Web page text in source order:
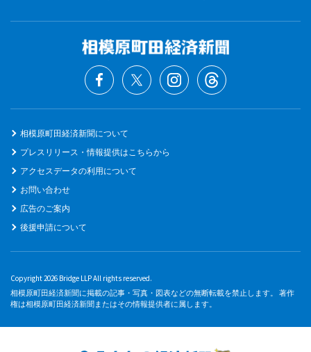
相模原町田経済新聞について
プレスリリース・情報提供はこちらから
アクセスデータの利用について
お問い合わせ
広告のご案内
後援申請について
Copyright 2026 Bridge LLP All rights reserved.
相模原町田経済新聞に掲載の記事・写真・図表などの無断転載を禁止します。 著作
権は相模原町田経済新聞またはその情報提供者に属します。